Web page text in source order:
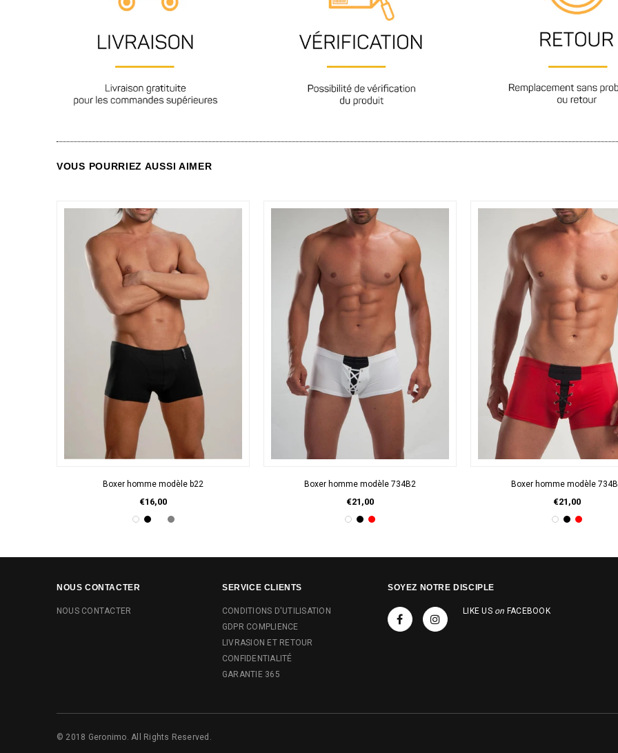
VOUS POURRIEZ AUSSI AIMER
APERÇU RAPIDE
Boxer homme modèle b22
€16,00
APERÇU RAPIDE
Boxer homme modèle 734B2
€21,00
APERÇU RAPIDE
Boxer homme modèle
€21,00
NOUS CONTACTER
NOUS CONTACTER
SERVICE CLIENTS
CONDITIONS D'UTILISATION
GDPR COMPLIENCE
LIVRASION ET RETOUR
CONFIDENTIALITÉ
GARANTIE 365
SOYEZ NOTRE DISCIPLE
LIKE US on FACEBOOK
© 2018 Geronimo. All Rights Reserved.